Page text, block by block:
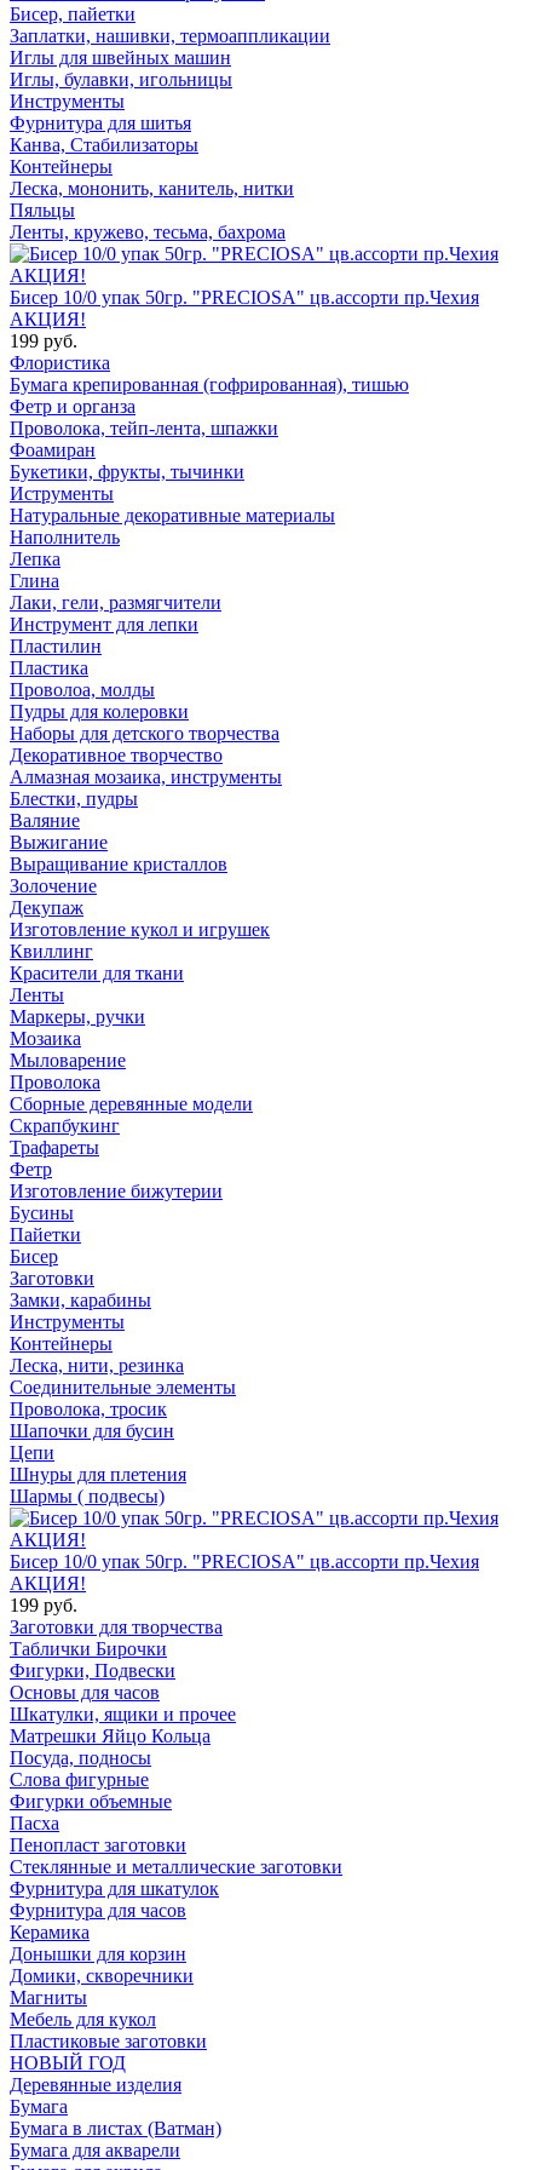
Бисер, пайетки
Заплатки, нашивки, термоаппликации
Иглы для швейных машин
Иглы, булавки, игольницы
Инструменты
Фурнитура для шитья
Канва, Стабилизаторы
Контейнеры
Леска, мононить, канитель, нитки
Пяльцы
Ленты, кружево, тесьма, бахрома
Бисер 10/0 упак 50гр. "PRECIOSA" цв.ассорти пр.Чехия
АКЦИЯ!
199 руб.
Флористика
Бумага крепированная (гофрированная), тишью
Фетр и органза
Проволока, тейп-лента, шпажки
Фоамиран
Букетики, фрукты, тычинки
Иструменты
Натуральные декоративные материалы
Наполнитель
Лепка
Глина
Лаки, гели, размягчители
Инструмент для лепки
Пластилин
Пластика
Проволоа, молды
Пудры для колеровки
Наборы для детского творчества
Декоративное творчество
Алмазная мозаика, инструменты
Блестки, пудры
Валяние
Выжигание
Выращивание кристаллов
Золочение
Декупаж
Изготовление кукол и игрушек
Квиллинг
Красители для ткани
Ленты
Маркеры, ручки
Мозаика
Мыловарение
Проволока
Сборные деревянные модели
Скрапбукинг
Трафареты
Фетр
Изготовление бижутерии
Бусины
Пайетки
Бисер
Заготовки
Замки, карабины
Инструменты
Контейнеры
Леска, нити, резинка
Соединительные элементы
Проволока, тросик
Шапочки для бусин
Цепи
Шнуры для плетения
Шармы ( подвесы)
Бисер 10/0 упак 50гр. "PRECIOSA" цв.ассорти пр.Чехия
АКЦИЯ!
199 руб.
Заготовки для творчества
Таблички Бирочки
Фигурки, Подвески
Основы для часов
Шкатулки, ящики и прочее
Матрешки Яйцо Кольца
Посуда, подносы
Слова фигурные
Фигурки объемные
Пасха
Пенопласт заготовки
Стеклянные и металлические заготовки
Фурнитура для шкатулок
Фурнитура для часов
Керамика
Донышки для корзин
Домики, скворечники
Магниты
Мебель для кукол
Пластиковые заготовки
НОВЫЙ ГОД
Деревянные изделия
Бумага
Бумага в листах (Ватман)
Бумага для акварели